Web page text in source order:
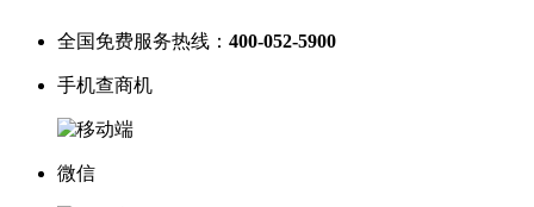
全国免费服务热线： 400-052-5900
手机查商机
微信